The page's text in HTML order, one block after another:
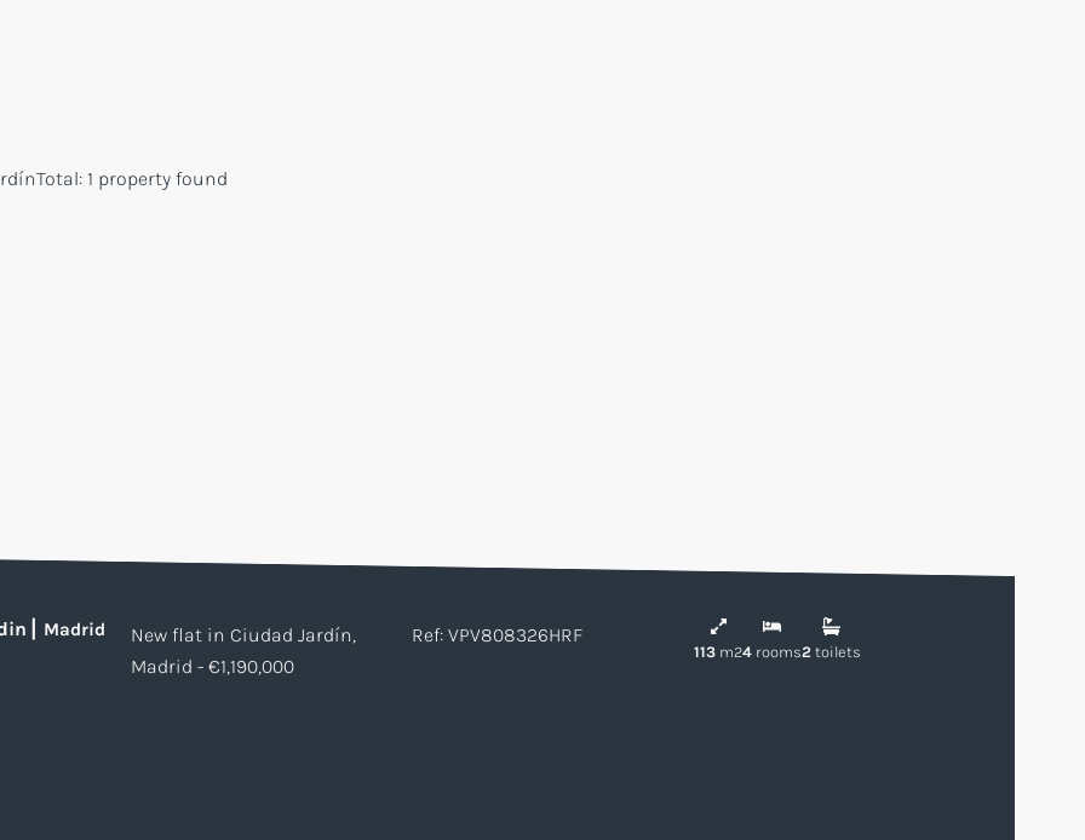
Total: 1 property found
Madrid
New flat in Ciudad Jardín,
Madrid - €1,190,000
Ref: VPV808326HRF
113 m24 rooms2 toilets